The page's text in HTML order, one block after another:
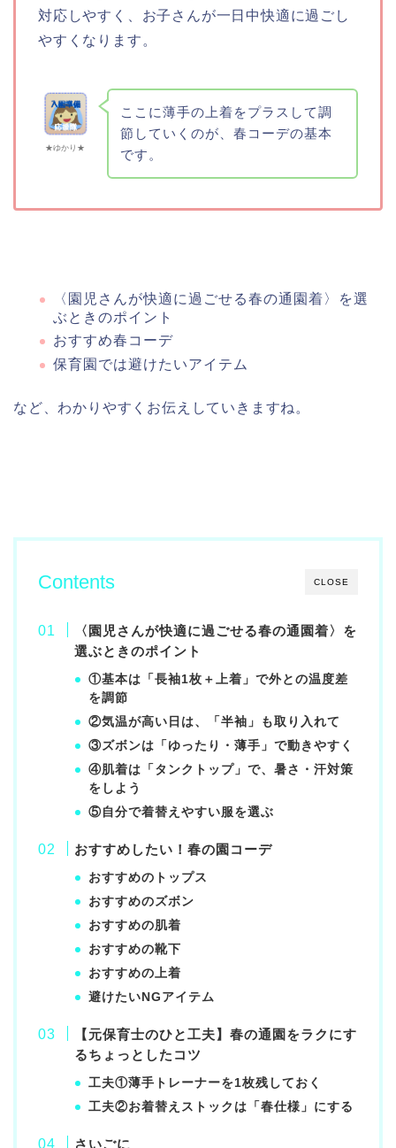
対応しやすく、お子さんが一日中快適に過ごし
やすくなります。
★ゆかり★
ここに薄手の上着をプラスして調
節していくのが、春コーデの基本
です。
〈園児さんが快適に過ごせる春の通園着〉を選
ぶときのポイント
おすすめ春コーデ
保育園では避けたいアイテム
など、わかりやすくお伝えしていきますね。
CLOSE
Contents
〈園児さんが快適に過ごせる春の通園着〉を
選ぶときのポイント
①基本は「長袖1枚＋上着」で外との温度差
を調節
②気温が高い日は、「半袖」も取り入れて
③ズボンは「ゆったり・薄手」で動きやすく
④肌着は「タンクトップ」で、暑さ・汗対策
をしよう
⑤自分で着替えやすい服を選ぶ
おすすめしたい！春の園コーデ
おすすめのトップス
おすすめのズボン
おすすめの肌着
おすすめの靴下
おすすめの上着
避けたいNGアイテム
【元保育士のひと工夫】春の通園をラクにす
るちょっとしたコツ
工夫①薄手トレーナーを1枚残しておく
工夫②お着替えストックは「春仕様」にする
さいごに